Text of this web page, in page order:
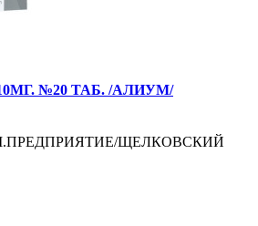
№20 ТАБ. /АЛИУМ/
ЩЕЛКОВСКИЙ